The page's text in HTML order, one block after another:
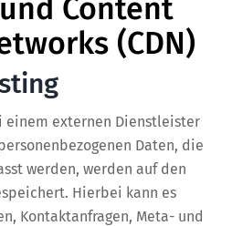
Content
(CDN)
einem externen Dienstleister
Daten, die
werden, werden auf den
Hierbei kann es
Kontaktanfragen, Meta- und